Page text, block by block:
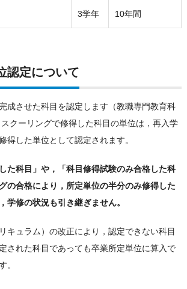
3学年 10年間
認定について
成させた科目を認定します（教職専門教育科
スクーリングで修得した科目の単位は，再入学
得した単位として認定されます。
た科目」や，「科目修得試験のみ合格した科
の合格により，所定単位の半分のみ修得した
学修の状況も引き継ぎません。
キュラム）の改正により，認定できない科目
された科目であっても卒業所定単位に算入で
。